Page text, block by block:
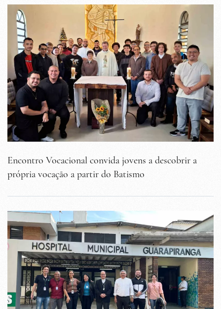
Encontro Vocacional convida jovens a descobrir a
própria vocação a partir do Batismo